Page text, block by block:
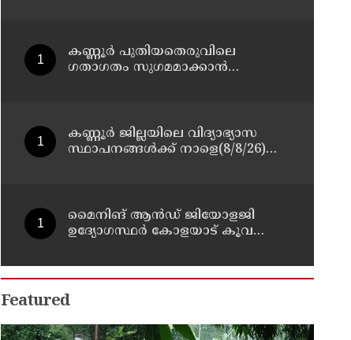
കണ്ണൂർ പുതിയതെരുവിലെ
ഗതാഗതം സുഗമമാക്കാന്‍
കണ്ണൂർ ജില്ലയിലെ വിദ്യാഭ്യാസ
സ്ഥാപനങ്ങള്‍ക്ക് നാളെ(8/8/26)
മൈനിങ് ആൻഡ്​ ജിയോളജി
ഉദ്യോഗസ്ഥർ കോളയാട് കൂവ
Featured